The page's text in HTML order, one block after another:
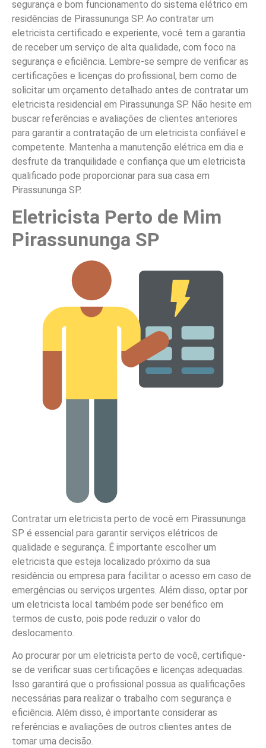
segurança e bom funcionamento do sistema elétrico em
residências de Pirassununga SP. Ao contratar um
eletricista certificado e experiente, você tem a garantia
de receber um serviço de alta qualidade, com foco na
segurança e eficiência. Lembre-se sempre de verificar as
certificações e licenças do profissional, bem como de
solicitar um orçamento detalhado antes de contratar um
eletricista residencial em Pirassununga SP. Não hesite em
buscar referências e avaliações de clientes anteriores
para garantir a contratação de um eletricista confiável e
competente. Mantenha a manutenção elétrica em dia e
desfrute da tranquilidade e confiança que um eletricista
qualificado pode proporcionar para sua casa em
Pirassununga SP.
Eletricista Perto de Mim
Pirassununga SP
Contratar um eletricista perto de você em Pirassununga
SP é essencial para garantir serviços elétricos de
qualidade e segurança. É importante escolher um
eletricista que esteja localizado próximo da sua
residência ou empresa para facilitar o acesso em caso de
emergências ou serviços urgentes. Além disso, optar por
um eletricista local também pode ser benéfico em
termos de custo, pois pode reduzir o valor do
deslocamento.
Ao procurar por um eletricista perto de você, certifique-
se de verificar suas certificações e licenças adequadas.
Isso garantirá que o profissional possua as qualificações
necessárias para realizar o trabalho com segurança e
eficiência. Além disso, é importante considerar as
referências e avaliações de outros clientes antes de
tomar uma decisão.